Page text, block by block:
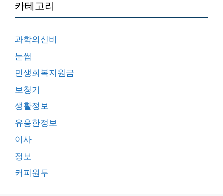
카테고리
과학의신비
눈썹
민생회복지원금
보청기
생활정보
유용한정보
이사
정보
커피원두